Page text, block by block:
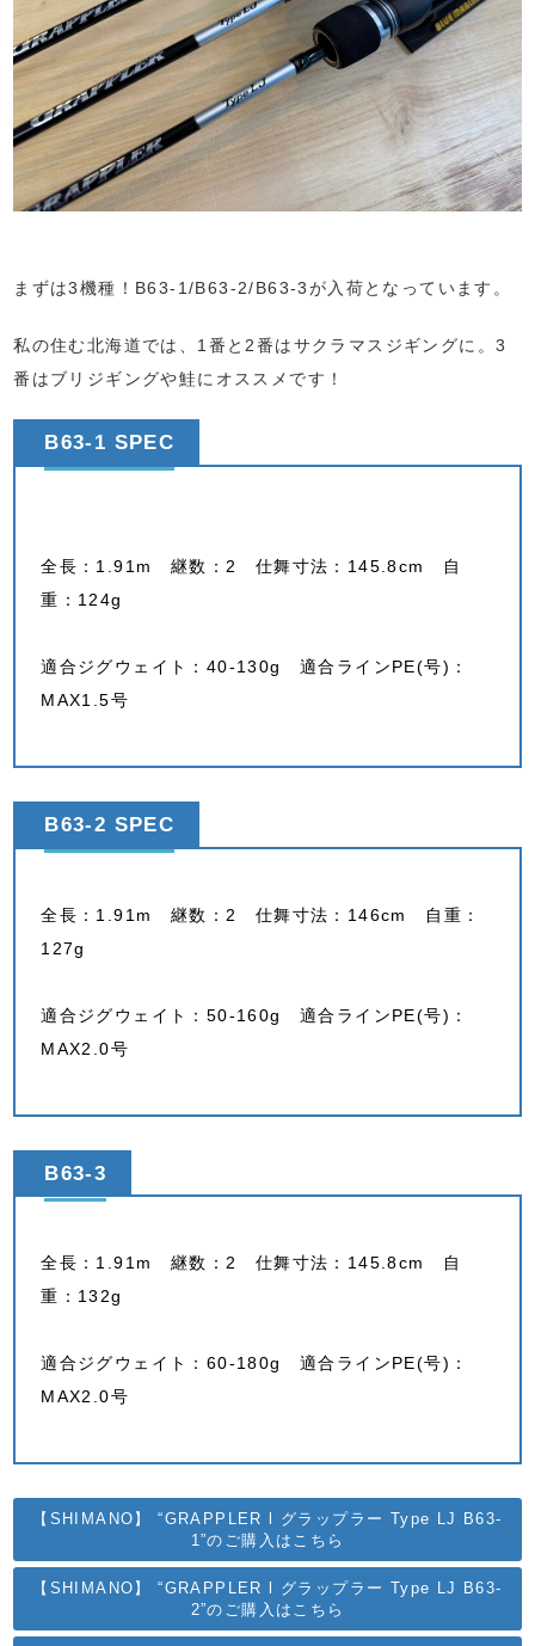
まずは3機種！B63-1/B63-2/B63-3が入荷となっています。
私の住む北海道では、1番と2番はサクラマスジギングに。3
番はブリジギングや鮭にオススメです！
B63-1 SPEC
全長：1.91m 継数：2 仕舞寸法：145.8cm 自
重：124g
適合ジグウェイト：40-130g 適合ラインPE(号)：
MAX1.5号
B63-2 SPEC
全長：1.91m 継数：2 仕舞寸法：146cm 自重：
127g
適合ジグウェイト：50-160g 適合ラインPE(号)：
MAX2.0号
B63-3
全長：1.91m 継数：2 仕舞寸法：145.8cm 自
重：132g
適合ジグウェイト：60-180g 適合ラインPE(号)：
MAX2.0号
【SHIMANO】 “GRAPPLER l グラップラー Type LJ B63-
1”のご購入はこちら
【SHIMANO】 “GRAPPLER l グラップラー Type LJ B63-
2”のご購入はこちら